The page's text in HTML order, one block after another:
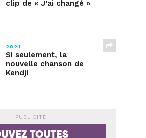
clip de « J’ai changé »
2024
Si seulement, la
nouvelle chanson de
Kendji
PUBLICITÉ